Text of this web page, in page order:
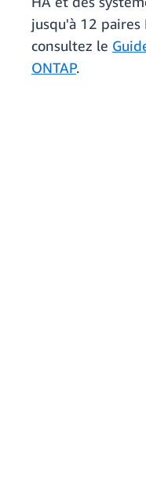
jusqu'à 12 paires
consultez le
ONTAP.